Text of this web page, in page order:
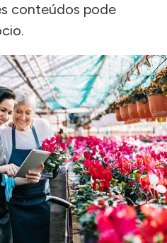
conteúdos pode